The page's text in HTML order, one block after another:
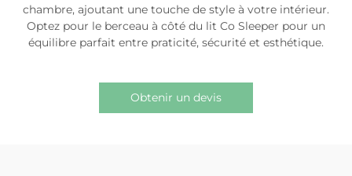
chambre, ajoutant une touche de style à votre intérieur.
Optez pour le berceau à côté du lit Co Sleeper pour un
équilibre parfait entre praticité, sécurité et esthétique.
Obtenir un devis